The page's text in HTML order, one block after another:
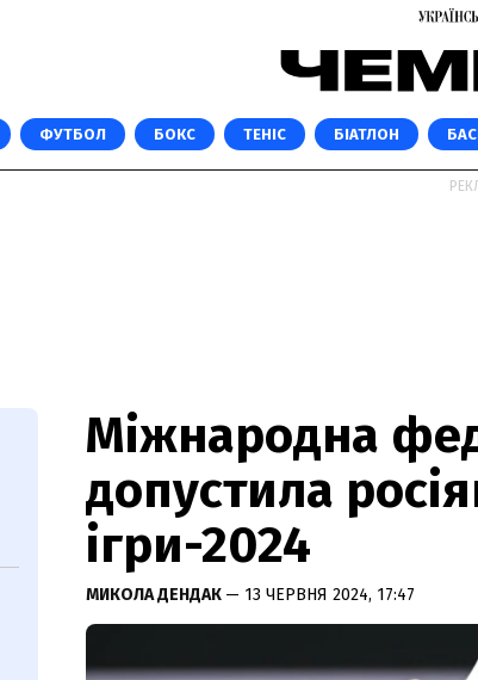
ФУТБОЛ БОКС ТЕНІС БІАТЛОН
Міжнародна
допустила
ігри-2024
МИКОЛА ДЕНДАК — 13 ЧЕРВНЯ 2024, 17:47